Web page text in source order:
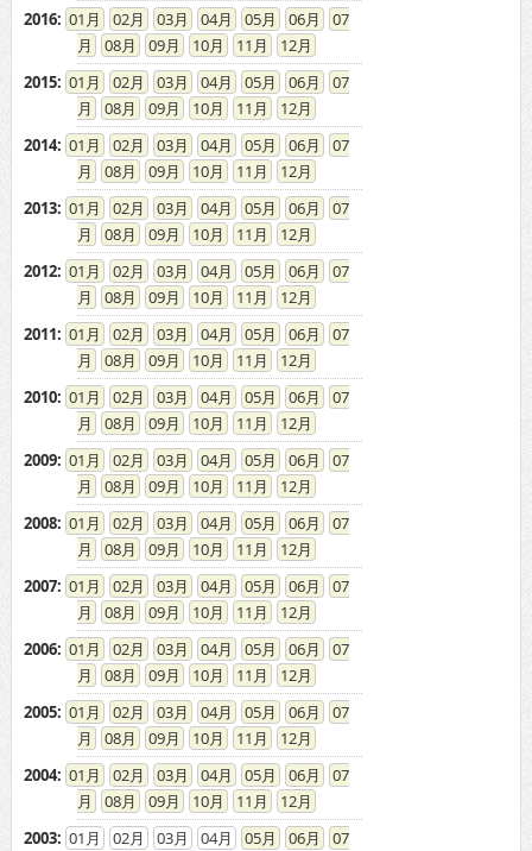
2016: 01 02 03 04 05 06
07
08
09 10 11
12
2015: 01 02 03 04 05 06
07
08
09 10 11
12
2014: 01 02 03 04 05 06
07
08
09 10 11
12
2013: 01 02 03 04 05 06
07
08
09 10 11
12
2012: 01 02 03 04 05 06
07
08
09 10 11
12
2011: 01 02 03 04 05 06
07
08
09 10 11
12
2010: 01 02 03 04 05 06
07
08
09 10 11
12
2009: 01 02 03 04 05 06
07
08
09 10 11
12
2008: 01 02 03 04 05 06
07
08
09 10 11
12
2007: 01 02 03 04 05 06
07
08
09 10 11
12
2006: 01 02 03 04 05 06
07
08
09 10 11
12
2005: 01 02 03 04 05 06
07
08
09 10 11
12
2004: 01 02 03 04 05 06
07
08
09 10 11
12
2003: 01 02 03 04 05 06
07